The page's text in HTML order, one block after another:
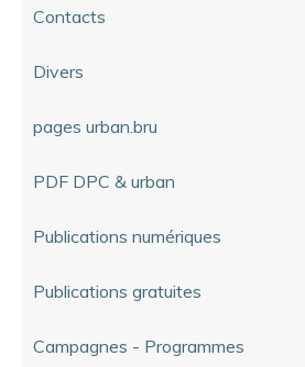
Contacts
Divers
pages urban.bru
PDF DPC & urban
Publications numériques
Publications gratuites
Campagnes - Programmes